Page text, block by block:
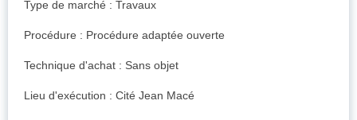
Type de marché : Travaux
Procédure : Procédure adaptée ouverte
Technique d'achat : Sans objet
Lieu d'exécution : Cité Jean Macé